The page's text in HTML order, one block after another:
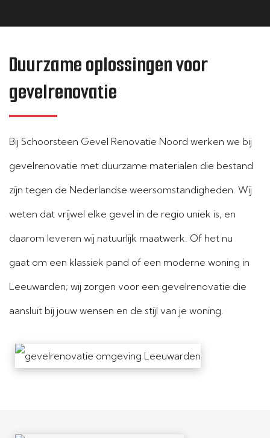
Duurzame oplossingen voor
gevelrenovatie
Bij Schoorsteen Gevel Renovatie Noord werken we bij
gevelrenovatie met duurzame materialen die bestand
zijn tegen de Nederlandse weersomstandigheden. Wij
weten dat vrijwel elke gevel in de regio uniek is, en
daarom leveren wij natuurlijk maatwerk. Of het nu
gaat om een klassiek pand of een moderne woning in
Leeuwarden; wij zorgen voor een gevelrenovatie die
aansluit bij jouw wensen en de stijl van je woning.